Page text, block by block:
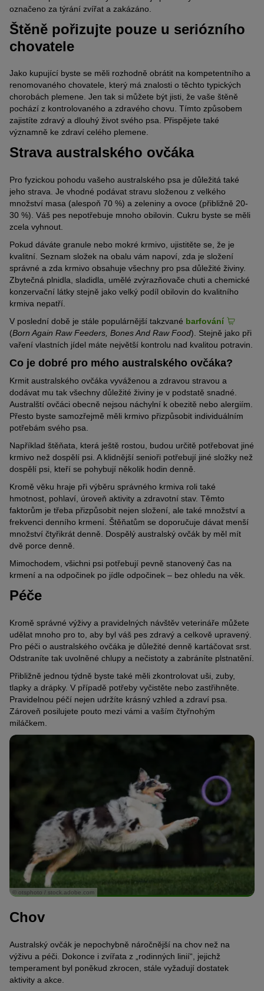
označeno za týrání zvířat a zakázáno.
Štěně pořizujte pouze u seriózního
chovatele
Jako kupující byste se měli rozhodně obrátit na kompetentního a
renomovaného chovatele, který má znalosti o těchto typických
chorobách plemene. Jen tak si můžete být jisti, že vaše štěně
pochází z kontrolovaného a zdravého chovu. Tímto způsobem
zajistíte zdravý a dlouhý život svého psa. Přispějete také
významně ke zdraví celého plemene.
Strava australského ovčáka
Pro fyzickou pohodu vašeho australského psa je důležitá také
jeho strava. Je vhodné podávat stravu složenou z velkého
množství masa (alespoň 70 %) a zeleniny a ovoce (přibližně 20-
30 %). Váš pes nepotřebuje mnoho obilovin. Cukru byste se měli
zcela vyhnout.
Pokud dáváte granule nebo mokré krmivo, ujistitěte se, že je
kvalitní. Seznam složek na obalu vám napoví, zda je složení
správné a zda krmivo obsahuje všechny pro psa důležité živiny.
Zbytečná plnidla, sladidla, umělé zvýrazňovače chuti a chemické
konzervační látky stejně jako velký podíl obilovin do kvalitního
krmiva nepatří.
V poslední době je stále populárnější takzvané barfování
(Born Again Raw Feeders, Bones And Raw Food). Stejně jako při
vaření vlastních jídel máte největší kontrolu nad kvalitou potravin.
Co je dobré pro mého australského ovčáka?
Krmit australského ovčáka vyváženou a zdravou stravou a
dodávat mu tak všechny důležité živiny je v podstatě snadné.
Australští ovčáci obecně nejsou náchylní k obezitě nebo alergiím.
Přesto byste samozřejmě měli krmivo přizpůsobit individuálním
potřebám svého psa.
Například štěňata, která ještě rostou, budou určitě potřebovat jiné
krmivo než dospělí psi. A klidnější senioři potřebují jiné složky než
dospělí psi, kteří se pohybují několik hodin denně.
Kromě věku hraje při výběru správného krmiva roli také
hmotnost, pohlaví, úroveň aktivity a zdravotní stav. Těmto
faktorům je třeba přizpůsobit nejen složení, ale také množství a
frekvenci denního krmení. Štěňatům se doporučuje dávat menší
množství čtyřikrát denně. Dospělý australský ovčák by měl mít
dvě porce denně.
Mimochodem, všichni psi potřebují pevně stanovený čas na
krmení a na odpočinek po jídle odpočinek – bez ohledu na věk.
Péče
Kromě správné výživy a pravidelných návštěv veterináře můžete
udělat mnoho pro to, aby byl váš pes zdravý a celkově upravený.
Pro péči o australského ovčáka je důležité denně kartáčovat srst.
Odstraníte tak uvolněné chlupy a nečistoty a zabráníte plstnatění.
Přibližně jednou týdně byste také měli zkontrolovat uši, zuby,
tlapky a drápky. V případě potřeby vyčistěte nebo zastřihněte.
Pravidelnou péčí nejen udržíte krásný vzhled a zdraví psa.
Zároveň posilujete pouto mezi vámi a vaším čtyřnohým
miláčkem.
© otsphoto / stock.adobe.com
Chov
Australský ovčák je nepochybně náročnější na chov než na
výživu a péči. Dokonce i zvířata z „rodinných linií“, jejichž
temperament byl poněkud zkrocen, stále vyžadují dostatek
aktivity a akce.